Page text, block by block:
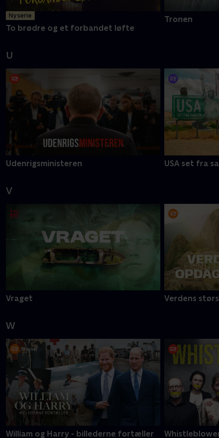
Ny serie
To brødre og et forbandet løfte
Tronen
U
Udenrigsministeren USA set fra
V
Vraget Verdens
W
William og Harry - billederne fortæller